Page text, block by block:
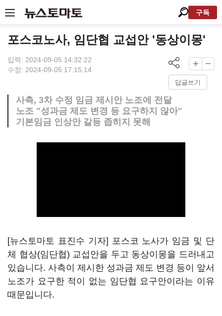
구독
포스코노사, 임단협 교섭안 '동상이몽'
입력: 2024-09-05 14:32:22
수정: 2024-09-05 17:15:14
답글쓰기
사측, 3차 수정 임금 제시안 노조에 전달
노조 "성과금 제도 변경 등 요구하지 않아"
기본임금 인상안 갈등 좁히지 못해
[뉴스토마토 표진수 기자] 포스코 노사가 임금 및 단
체 협상(임단협) 교섭안을 두고 동상이몽을 드러내고
있습니다. 사측이 제시한 성과금 제도 변경 등이 앞서
노조가 요구한 적이 없는 임단협 요구안이라는 이유
때문입니다.